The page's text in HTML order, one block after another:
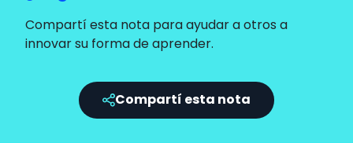
Compartí esta nota para ayudar a otros a
innovar su forma de aprender.
Compartí esta nota